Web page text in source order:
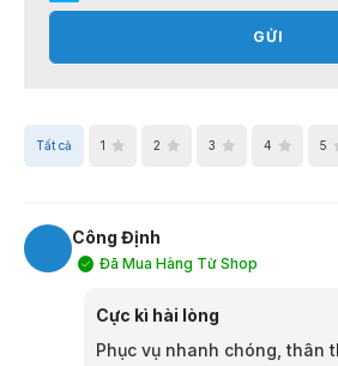
GỬI
Tất cả 1 2 3 4 5
Công Định
Đã Mua Hàng Từ Shop
Cực kì hài lòng
Phục vụ nhanh chóng, thân